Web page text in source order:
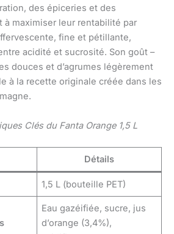
des épiceries et des
à maximiser leur rentabilité par
fine et pétillante,
acidité et sucrosité. Son goût –
douces et d’agrumes légèrement
à la recette originale créée dans les
Clés du Fanta Orange 1,5 L
Détails
1,5 L (bouteille PET)
Eau gazéifiée, sucre, jus
d’orange (3,4%),